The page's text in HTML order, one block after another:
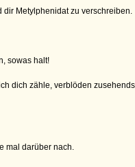
dir Metylphenidat zu verschreiben.
sowas halt!
dich zähle, verblöden
mal darüber nach.